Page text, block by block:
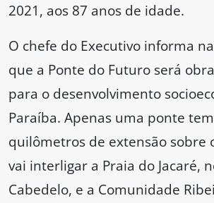
2021, aos 87 anos de idade.
O chefe do Executivo informa
que a Ponte do Futuro será
para o desenvolvimento
Paraíba. Apenas uma ponte
quilômetros de extensão sobre
vai interligar a Praia do Jacaré,
Cabedelo, e a Comunidade